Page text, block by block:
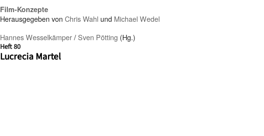
Film-Konzepte
Herausgegeben vonChris Wahl und Michael Wedel
Hannes Wesselkämper/Sven Pötting (Hg.)
Heft 80
Lucrecia Martel